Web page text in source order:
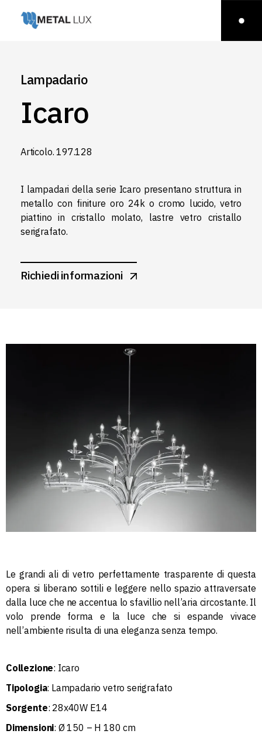
Lampadario
Icaro
Articolo.‎ 197.128
I lampadari della serie Icaro presentano struttura in
metallo con finiture oro 24k o cromo lucido, vetro
piattino in cristallo molato, lastre vetro cristallo
serigrafato.‎
Richiedi informazioni
Le grandi ali di vetro perfettamente trasparente di questa
opera si liberano sottili e leggere nello spazio attraversate
dalla luce che ne accentua lo sfavillio nell’aria circostante. Il
volo prende forma e la luce che si espande vivace
nell’ambiente risulta di una eleganza senza tempo.
Collezione: Icaro
Tipologia: Lampadario vetro serigrafato
Sorgente: 28x40W E14
Dimensioni: Ø 150 – H 180 cm